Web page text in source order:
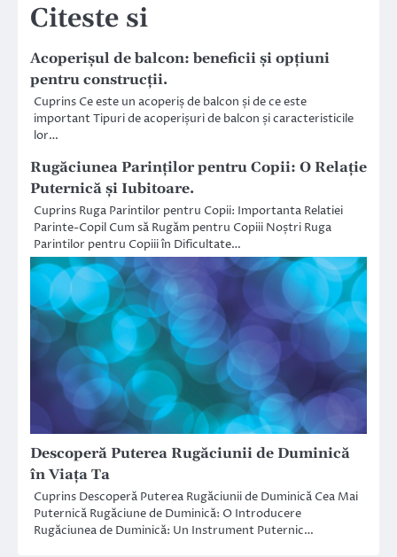
Citeste si
Acoperișul de balcon: beneficii și opțiuni
pentru construcții.
Cuprins Ce este un acoperiș de balcon și de ce este
important Tipuri de acoperișuri de balcon și caracteristicile
lor…
Rugăciunea Parinților pentru Copii: O Relație
Puternică și Iubitoare.
Cuprins Ruga Parintilor pentru Copii: Importanta Relatiei
Parinte-Copil Cum să Rugăm pentru Copiii Noștri Ruga
Parintilor pentru Copiii în Dificultate…
Descoperă Puterea Rugăciunii de Duminică
în Viața Ta
Cuprins Descoperă Puterea Rugăciunii de Duminică Cea Mai
Puternică Rugăciune de Duminică: O Introducere
Rugăciunea de Duminică: Un Instrument Puternic…